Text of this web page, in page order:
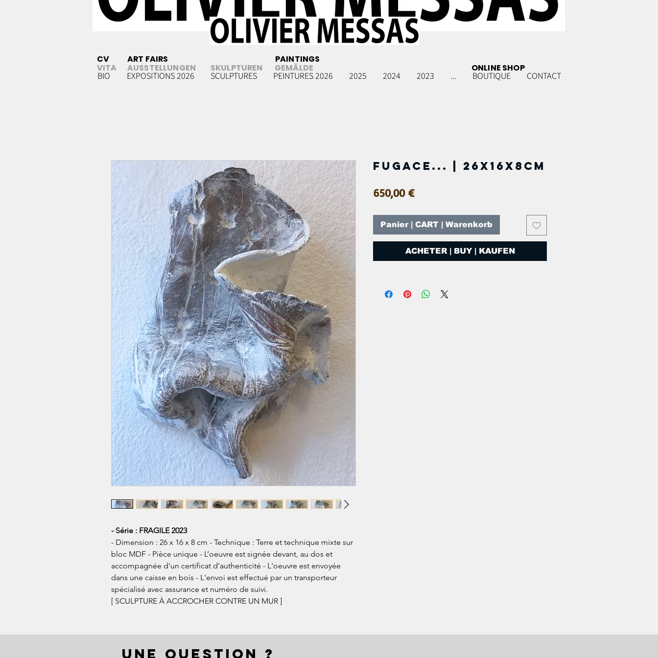
BIO EXPOSITIONS 2026 SCULPTURES PEINTURES 2026 2025 2024 2023 ... BOUTIQUE CONTACT
SKULPTUREN
ART FAIRS
AUSSTELLUNGEN
PAINTINGS
GEMÄLDE ONLINE SHOP
CV
VITA
- Série : FRAGILE 2023
- Dimension : 26 x 16 x 8 cm - Technique : Terre et technique mixte sur
bloc MDF - Pièce unique - L’oeuvre est signée devant, au dos et
accompagnée d'un certificat d’authenticité - L'oeuvre est envoyée
dans une caisse en bois - L'envoi est effectué par un transporteur
spécialisé avec assurance et numéro de suivi.
[ SCULPTURE À ACCROCHER CONTRE UN MUR ]
Fugace... | 26x16x8cm
650,00 €Prix
Panier | CART | Warenkorb
ACHETER | BUY | KAUFEN
UNE QUESTION ?